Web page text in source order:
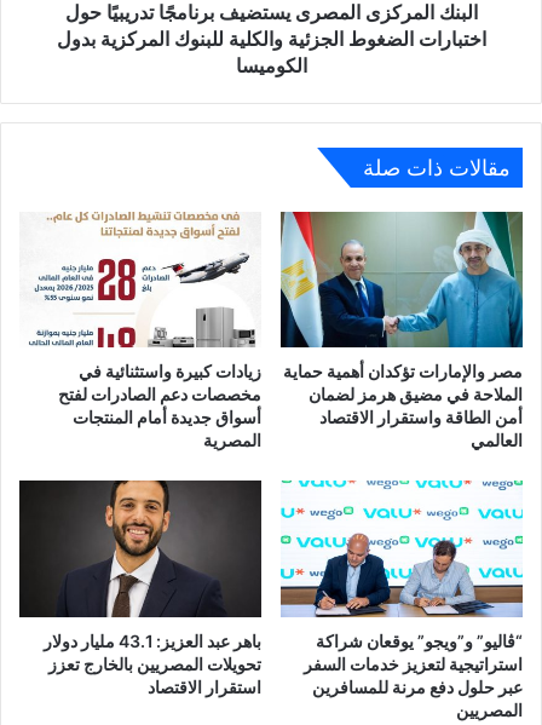
والكلية
بدول
البنك المركزى المصرى يستضيف برنامجًا تدريبيًا حول
اختبارات الضغوط الجزئية والكلية للبنوك المركزية بدول
الكوميسا
مقالات ذات صلة
مصر والإمارات تؤكدان أهمية حماية
الملاحة في مضيق هرمز لضمان
أمن الطاقة واستقرار الاقتصاد
العالمي
زيادات كبيرة واستثنائية في
مخصصات دعم الصادرات لفتح
أسواق جديدة أمام المنتجات
المصرية
“ڤاليو” و”ويجو” يوقعان شراكة
استراتيجية لتعزيز خدمات السفر
عبر حلول دفع مرنة للمسافرين
المصريين
باهر عبد العزيز: 43.1 مليار دولار
تحويلات المصريين بالخارج تعزز
استقرار الاقتصاد